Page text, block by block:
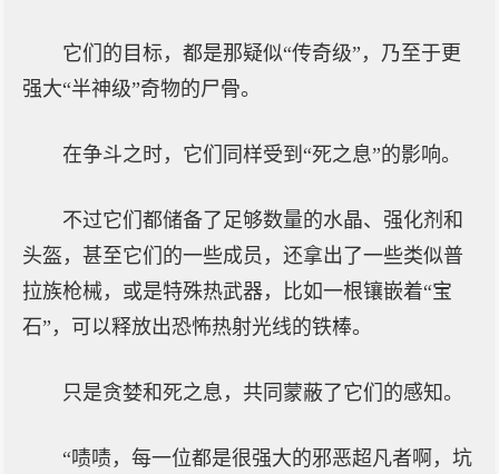
它们的目标，都是那疑似“传奇级”，乃至于更
强大“半神级”奇物的尸骨。
在争斗之时，它们同样受到“死之息”的影响。
不过它们都储备了足够数量的水晶、强化剂和
头盔，甚至它们的一些成员，还拿出了一些类似普
拉族枪械，或是特殊热武器，比如一根镶嵌着“宝
石”，可以释放出恐怖热射光线的铁棒。
只是贪婪和死之息，共同蒙蔽了它们的感知。
“啧啧，每一位都是很强大的邪恶超凡者啊，坑